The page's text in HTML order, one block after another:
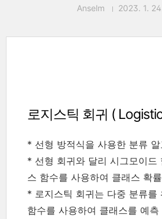
Anselm 2023. 1.
로지스틱 회귀 (
* 선형 방적식을 사용한 분류 알
* 선형 회귀와 달리 시그모이드
스 함수를 사용하여 클래스 확
* 로지스틱 회귀는 다중 분류를
함수를 사용하여 클래스를 예측